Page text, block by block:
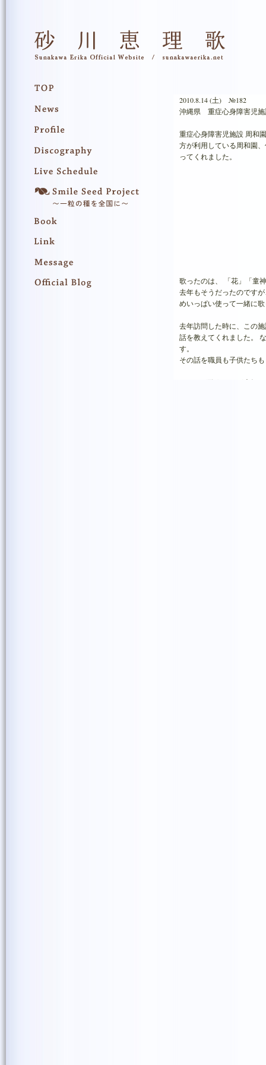
2010.8.14 (土) №182
沖縄県 重症心身障害児施
重症心身障害児施設 周和
方が利用している周和園
ってくれました。
歌ったのは、 「花」「童
去年もそうだったのです
めいっぱい使って一緒に
去年訪問した時に、この
話を教えてくれました。
す。
その話を職員も子供たち
みんなが歌うことが大好